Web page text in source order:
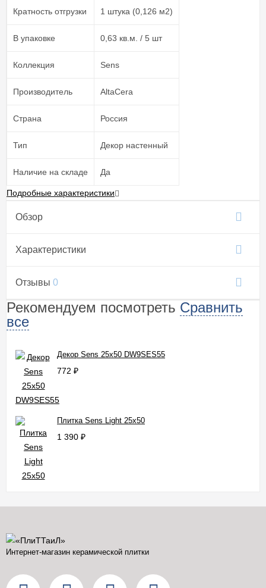
Кратность отгрузки 1 штука (0,126 м2)
В упаковке 0,63 кв.м. / 5 шт
Коллекция Sens
Производитель AltaCera
Страна Россия
Тип Декор настенный
Наличие на складе Да
Подробные характеристики
Обзор
Характеристики
Отзывы 0
Рекомендуем посмотреть Сравнить
все
Декор Sens 25x50 DW9SES55
772 ₽
Плитка Sens Light 25x50
1 390 ₽
Интернет-магазин керамической плитки